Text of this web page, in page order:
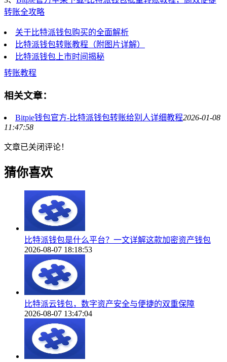
转账全攻略
关于比特派钱包购买的全面解析
比特派钱包转账教程（附图片详解）
比特派钱包上市时间揭秘
转账教程
相关文章：
Bitpie钱包官方-比特派钱包转账给别人详细教程2026-01-08
11:47:58
文章已关闭评论！
猜你喜欢
比特派钱包是什么平台？一文详解这款加密资产钱包
2026-08-07 18:18:53
比特派云钱包，数字资产安全与便捷的双重保障
2026-08-07 13:47:04